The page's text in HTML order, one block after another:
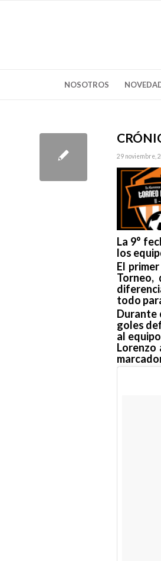
NOSOTROS
29 noviembre,
La 9°
los
El
Torneo,
todo
Durante
goles
al
Lorenzo